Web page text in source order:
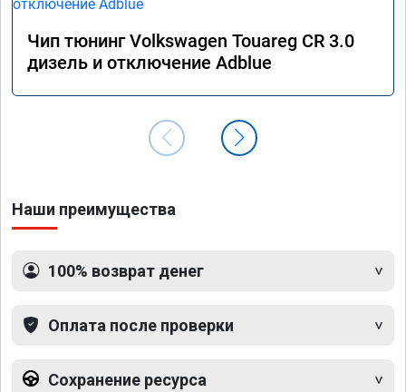
Чип тюнинг Volkswagen Touareg CR 3.0
дизель и отключение Adblue
Наши преимущества
100% возврат денег
Оплата после проверки
Сохранение ресурса